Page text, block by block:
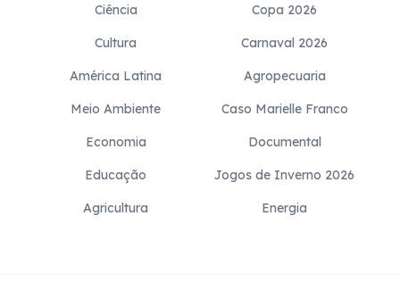
Ciência
Cultura
América Latina
Meio Ambiente
Economia
Educação
Agricultura
Copa 2026
Carnaval 2026
Agropecuaria
Caso Marielle Franco
Documental
Jogos de Inverno 2026
Energia